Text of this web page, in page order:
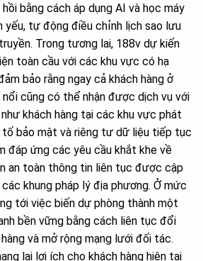
bằng cách áp dụng AI và học máy
yếu, tự động điều chỉnh lịch sao lưu
Trong tương lai, 188v dự kiến
toàn cầu với các khu vực có hạ
bảo rằng ngay cả khách hàng ở
cũng có thể nhận được dịch vụ với
khách hàng tại các khu vực phát
bảo mật và riêng tư dữ liệu tiếp tục
đáp ứng các yêu cầu khắt khe về
an toàn thông tin liên tục được cập
khung pháp lý địa phương. Ở mức
tới việc biến dự phòng thành một
bền vững bằng cách liên tục đổi
và mở rộng mạng lưới đối tác.
lại lợi ích cho khách hàng hiện tại